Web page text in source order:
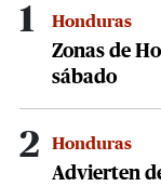
1 Honduras
Zonas de
sábado
2 Honduras
Advierten